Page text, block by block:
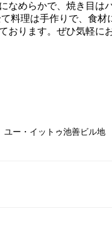
なめらかで、焼き目は
料理は手作りで、食材
おります。ぜひ気軽に
ー・イットゥ池善ビル地